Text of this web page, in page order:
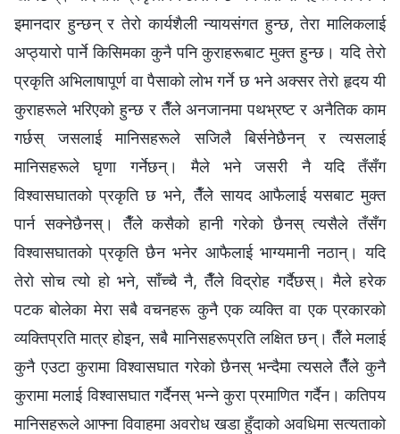
इमानदार हुन्छन् र तेरो कार्यशैली न्यायसंगत हुन्छ, तेरा मालिकलाई
अप्ठ्यारो पार्ने किसिमका कुनै पनि कुराहरूबाट मुक्त हुन्छ। यदि तेरो
प्रकृति अभिलाषापूर्ण वा पैसाको लोभ गर्ने छ भने अक्सर तेरो हृदय यी
कुराहरूले भरिएको हुन्छ र तैँले अनजानमा पथभ्रष्ट र अनैतिक काम
गर्छस् जसलाई मानिसहरूले सजिलै बिर्सनेछैनन् र त्यसलाई
मानिसहरूले घृणा गर्नेछन्। मैले भने जसरी नै यदि तँसँग
विश्‍वासघातको प्रकृति छ भने, तैँले सायद आफैलाई यसबाट मुक्त
पार्न सक्नेछैनस्। तैँले कसैको हानी गरेको छैनस् त्यसैले तँसँग
विश्‍वासघातको प्रकृति छैन भनेर आफैलाई भाग्यमानी नठान्। यदि
तेरो सोच त्यो हो भने, साँच्चै नै, तैँले विद्रोह गर्दैछस्। मैले हरेक
पटक बोलेका मेरा सबै वचनहरू कुनै एक व्यक्ति वा एक प्रकारको
व्यक्तिप्रति मात्र होइन, सबै मानिसहरूप्रति लक्षित छन्। तैँले मलाई
कुनै एउटा कुरामा विश्‍वासघात गरेको छैनस् भन्दैमा त्यसले तैँले कुनै
कुरामा मलाई विश्‍वासघात गर्दैनस् भन्‍ने कुरा प्रमाणित गर्दैन। कतिपय
मानिसहरूले आफ्ना विवाहमा अवरोध खडा हुँदाको अवधिमा सत्यताको